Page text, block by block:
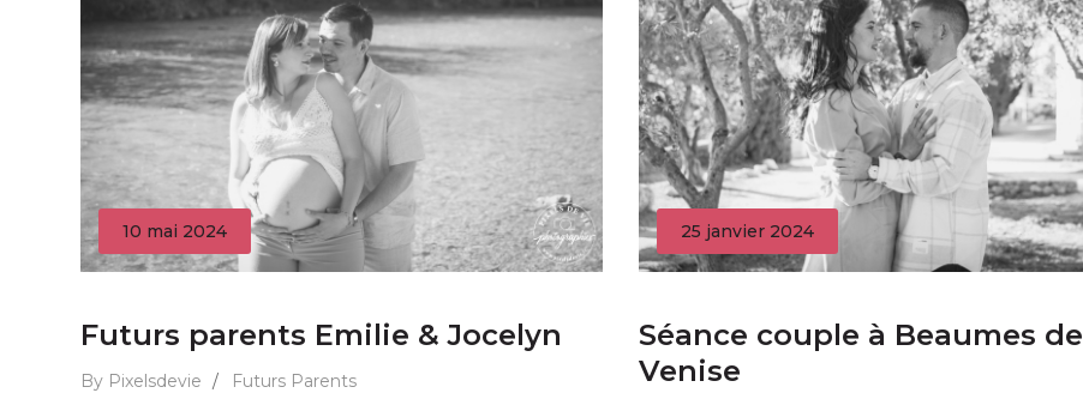
10 mai 2024
Futurs parents Emilie & Jocelyn
By Pixelsdevie / Futurs Parents
25 janvier 2024
Séance couple à Beaumes de
Venise